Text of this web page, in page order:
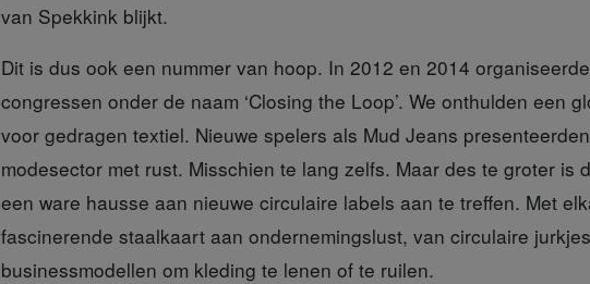
van Spekkink blijkt.
Dit is dus ook een nummer van hoop. In 2012 en 2014
congressen onder de naam ‘Closing the Loop’. We onthulden een
voor gedragen textiel. Nieuwe spelers als Mud Jeans
modesector met rust. Misschien te lang zelfs. Maar des te groter is
een ware hausse aan nieuwe circulaire labels aan te treffen. Met
fascinerende staalkaart aan ondernemingslust, van circulaire
businessmodellen om kleding te lenen of te ruilen.